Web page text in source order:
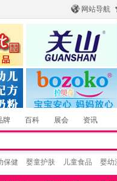
网站导航
司
公司
陕西关山乳业有限公司
香港欧嘻高婴童用品公司
牌 百科 展会 资讯
保健 婴童护肤 儿童食品 婴幼